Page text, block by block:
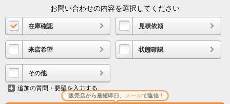
お問い合わせの内容を選択してください
在庫確認 見積依頼
来店希望 状態確認
その他
追加の質問・要望を入力する
販売店から最短即日、 メール で返信 !